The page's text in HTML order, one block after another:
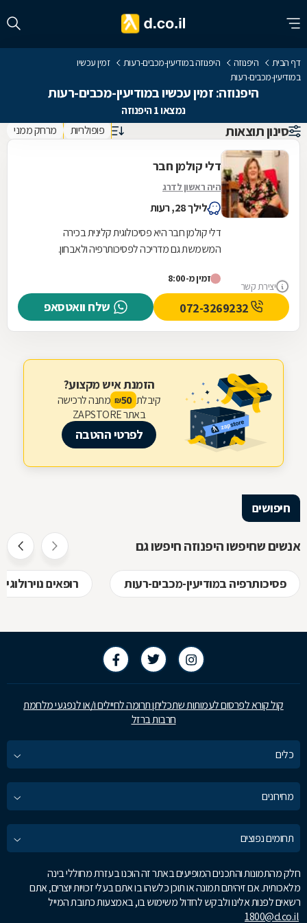
דף הבית היפנוזה היפנוזה במודיעין-מכבים-רעות
זמין עכשיו
במודיעין-מכבים-רעות
היפנוזה: זמין עכשיו במודיעין-מכבים-רעות
נמצאו 1 היפנוזה
סינון תוצאות פופולריות מרחק ממני
יצירת קשר
דלי קולמן חבר
היה ראשון לדרג
לילך 28, רעות
דלי קולמן חבר היא פסיכולוגית קלינית בכירה
המשמשת גם מדריכה לפסיכותרפיה ולאבחון.
ומבוגרים, עם אפשרות...
זמין מ-8:00
שלח וואטסאפ
הזמנת איש מקצוע?
קיבלת 50
₪ מתנה לרכישה
באתר ZAPSTORE
לפרטי ההטבה
חיפושים
אנשים שחיפשו היפנוזה חיפשו גם
פסיכותרפיה במודיעין-מכבים-רעות רופאים
קול קורא לפרסום לעמותות שתכליתן תרומה לחיילים ו/או לנפגעי מלחמת
חרבות ברזל
כלים
מחירונים
תחומים נפוצים
חלק מהתמונות והתכנים המופיעים באתר זה הוכנו בעזרת מחוללי בינה
מלאכותית. אם זיהיתם תמונה או תוכן כלשהו בו אתם בעלי זכויות יוצרים, אתם
רשאים לפנות אלינו ולבקש לחדול משימוש בו, באמצעות כתובת המייל
1800@d.co.il